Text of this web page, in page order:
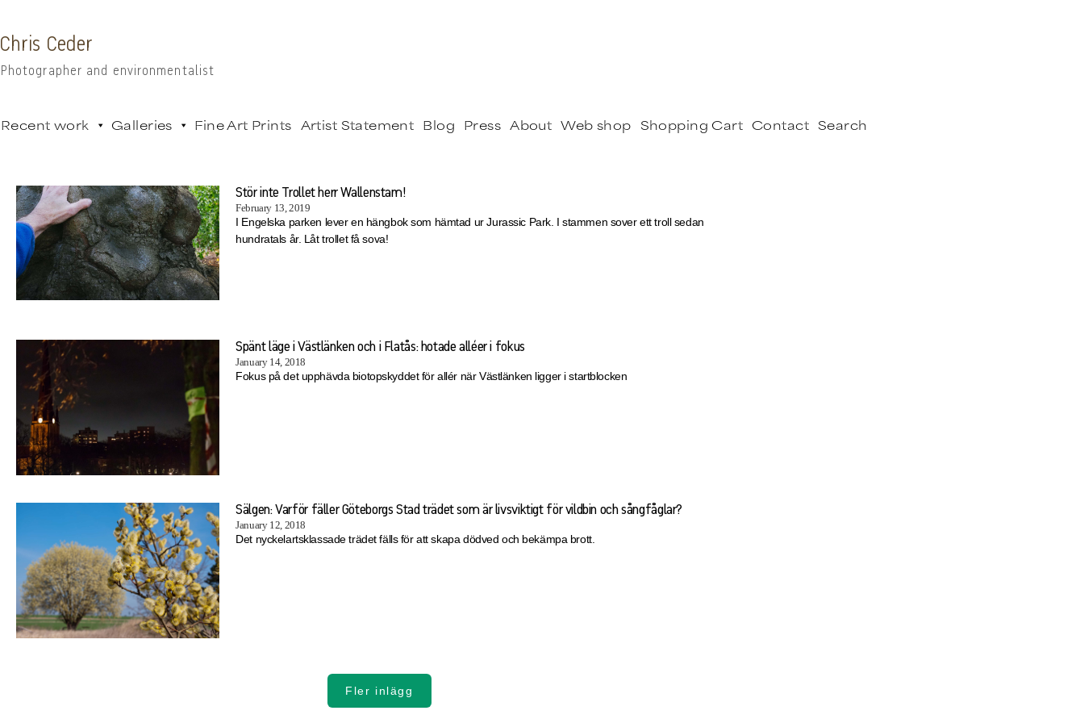
Chris Ceder
Photographer and environmentalist
Recent work Galleries Fine Art Prints Artist Statement Blog Press About Web shop Shopping Cart Contact Search
Stör inte Trollet herr Wallenstam!
February 13, 2019
I Engelska parken lever en hängbok som hämtad ur Jurassic Park. I stammen sover ett troll sedan
hundratals år. Låt trollet få sova!
Spänt läge i Västlänken och i Flatås: hotade alléer i fokus
January 14, 2018
Fokus på det upphävda biotopskyddet för allér när Västlänken ligger i startblocken
Sälgen: Varför fäller Göteborgs Stad trädet som är livsviktigt för vildbin och sångfåglar?
January 12, 2018
Det nyckelartsklassade trädet fälls för att skapa dödved och bekämpa brott.
Fler inlägg